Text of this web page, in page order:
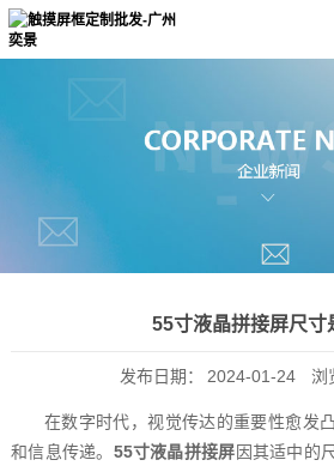
55寸液晶拼接屏尺寸
发布日期： 2024-01-24 浏
在数字时代，视觉传达的重要性愈发
和信息传递。 55寸液晶拼接屏因其适中的